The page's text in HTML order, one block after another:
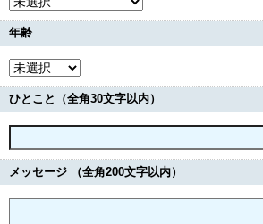
年齢
ひとこと（全角30文字以内）
メッセージ （全角200文字以内）